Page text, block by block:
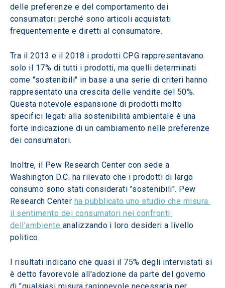
delle preferenze e del comportamento dei
consumatori perché sono articoli acquistati
frequentemente e diretti al consumatore.
Tra il 2013 e il 2018 i prodotti CPG rappresentavano
solo il 17% di tutti i prodotti, ma quelli determinati
come "sostenibili" in base a una serie di criteri hanno
rappresentato una crescita delle vendite del 50%.
Questa notevole espansione di prodotti molto
specifici legati alla sostenibilità ambientale è una
forte indicazione di un cambiamento nelle preferenze
dei consumatori.
Inoltre, il Pew Research Center con sede a
Washington D.C. ha rilevato che i prodotti di largo
consumo sono stati considerati "sostenibili". Pew
Research Center ha pubblicato uno studio che misura
il sentimento dei consumatori nei confronti
dell'ambiente analizzando i loro desideri a livello
politico.
I risultati indicano che quasi il 75% degli intervistati si
è detto favorevole all'adozione da parte del governo
di "qualsiasi misura ragionevole necessaria per